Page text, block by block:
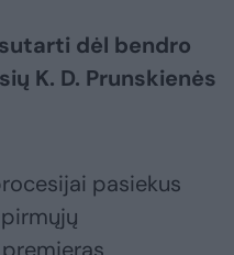
dėl bendro
K. D. Prunskienės
pasiekus